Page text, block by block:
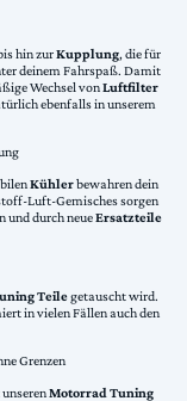
hin zurKupplung, die für
deinem Fahrspaß. Damit
Wechsel vonLuftfilter
ebenfalls in unserem
Kühlerbewahren dein
Luft-Gemisches sorgen
und durch neueErsatzteile
Teilegetauscht wird.
in vielen Fällen auch den
Grenzen
Motorrad Tuning